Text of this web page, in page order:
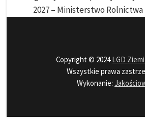
2027 – Ministerstwo Rolnictwa
Copyright © 2024LGD
Wszystkie prawa
Wykonanie: